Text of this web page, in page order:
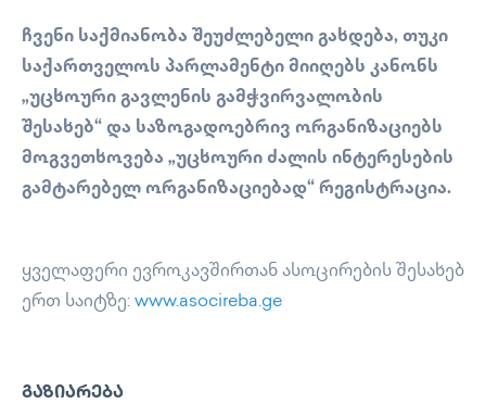
ჩვენი საქმიანობა შეუძლებელი გახდება, თუკი
საქართველოს პარლამენტი მიიღებს კანონს
„უცხოური გავლენის გამჭვირვალობის
შესახებ“ და საზოგადოებრივ ორგანიზაციებს
მოგვეთხოვება „უცხოური ძალის ინტერესების
გამტარებელ ორგანიზაციებად“ რეგისტრაცია.
ყველაფერი ევროკავშირთან ასოცირების შესახებ
ერთ საიტზე: www.asocireba.ge
ᲒᲐᲖᲘᲐᲠᲔᲑᲐ